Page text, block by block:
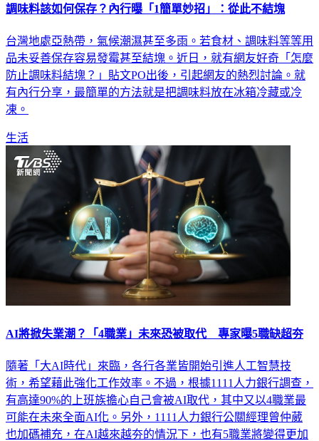
調味料該如何保存？內行曝「1簡單妙招」：從此不結塊
台灣地處亞熱帶，氣候潮濕甚至多雨。若食材、調味料等等用
品未妥善保存容易發霉甚至結塊。近日，就有網友好奇「怎麼
防止調味料結塊？」貼文PO出後，引起網友的熱烈討論。就
有內行分享，最簡單的方法就是把調味料放在冰箱冷藏或冷
凍。
生活
AI將掀失業潮？「4職業」未來恐被取代 專家曝5職缺超夯
隨著「大AI時代」來臨，各行各業皆開始引進人工智慧技
術，希望藉此強化工作效率。不過，根據1111人力銀行調查，
有高達90%的上班族擔心自己會被AI取代，其中又以4職業最
可能在未來全面AI化。另外，1111人力銀行公關經理曾仲葳
也加碼補充，在AI越來越夯的情況下，也有5職業將變得更加